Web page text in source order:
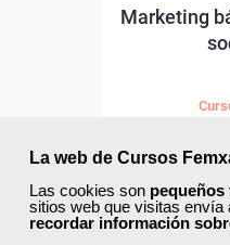
La web de Cursos
Las cookies son
sitios web que visitas envía
recordar información
Marketing
Online